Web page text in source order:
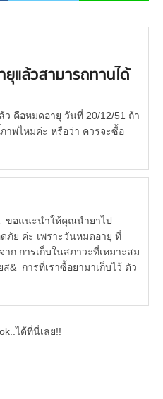
ยุแล้วสามารถทานได้
คือหมดอายุ วันที่ 20/12/51 ถ้า
พไหมค่ะ หรือว่า ควรจะซื้อ
อแนะนำให้คุณนำยาไป
ภัย ค่ะ เพราะวันหมดอายุ ที่
ก การเก็บในสภาวะที่เหมาะสม
& การที่เราซื้อยามาเก็บไว้ ตัว
ได้ที่นี่เลย!!